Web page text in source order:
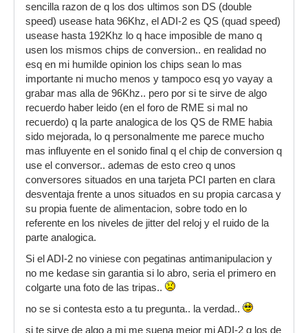
sencilla razon de q los dos ultimos son DS (double
speed) usease hata 96Khz, el ADI-2 es QS (quad speed)
usease hasta 192Khz lo q hace imposible de mano q
usen los mismos chips de conversion.. en realidad no
esq en mi humilde opinion los chips sean lo mas
importante ni mucho menos y tampoco esq yo vayay a
grabar mas alla de 96Khz.. pero por si te sirve de algo
recuerdo haber leido (en el foro de RME si mal no
recuerdo) q la parte analogica de los QS de RME habia
sido mejorada, lo q personalmente me parece mucho
mas influyente en el sonido final q el chip de conversion q
use el conversor.. ademas de esto creo q unos
conversores situados en una tarjeta PCI parten en clara
desventaja frente a unos situados en su propia carcasa y
su propia fuente de alimentacion, sobre todo en lo
referente en los niveles de jitter del reloj y el ruido de la
parte analogica.
Si el ADI-2 no viniese con pegatinas antimanipulacion y
no me kedase sin garantia si lo abro, seria el primero en
colgarte una foto de las tripas..
no se si contesta esto a tu pregunta.. la verdad..
si te sirve de algo a mi me suena mejor mi ADI-2 q los de